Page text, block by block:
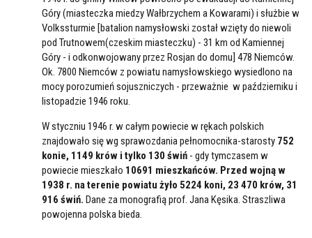
Góry (miasteczka miedzy Wałbrzychem a Kowarami) i służbie w
Volkssturmie [batalion namysłowski został wzięty do niewoli
pod Trutnowem(czeskim miasteczku) - 31 km od Kamiennej
Góry - i odkonwojowany przez Rosjan do domu] 478 Niemców.
Ok. 7800 Niemców z powiatu namysłowskiego wysiedlono na
mocy porozumień sojuszniczych - przeważnie w październiku i
listopadzie 1946 roku.
W styczniu 1946 r. w całym powiecie w rękach polskich
znajdowało się wg sprawozdania pełnomocnika-starosty 752
konie, 1149 krów i tylko 130 świń - gdy tymczasem w
powiecie mieszkało 10691 mieszkańców. Przed wojną w
1938 r. na terenie powiatu żyło 5224 koni, 23 470 krów, 31
916 świń. Dane za monografią prof. Jana Kęsika. Straszliwa
powojenna polska bieda.